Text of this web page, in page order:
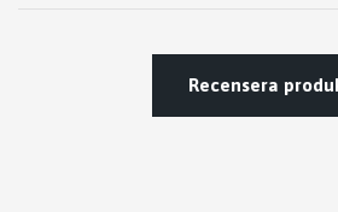
Recensera